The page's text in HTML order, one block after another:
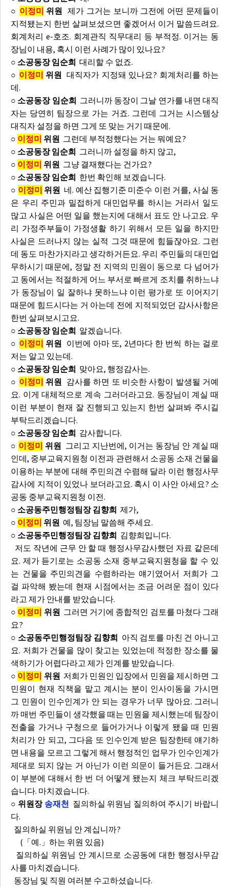
○ 이정미 위원 제가 그거는 보니까 그전에 어떤 문제들이
지적됐는지 한번 살펴보셨으면 좋겠어서 이거 말씀드려요.
회계처리 e-호조. 회계관직 직무대리 등 부적정. 이거는 동
장님이 내용, 혹시 이런 사례가 많이 있나요?
○ 소공동장 임순희 대리할 수 없죠.
○ 이정미 위원 대직자가 지정돼 있나요? 회계처리를 하는
데.
○ 소공동장 임순희 그러니까 동장이 그날 연가를 내면 대직
자는 당연히 팀장으로 가는 거죠. 그런데 그거는 시스템상
대직자 설정을 하면 그게 또 맞는 거기 때문에.
○ 이정미 위원 그런데 부적정했다는 거는 뭐예요?
○ 소공동장 임순희 그러니까 설정을 하지 않고,
○ 이정미 위원 그냥 결재했다는 건가요?
○ 소공동장 임순희 한번 확인해 보겠습니다.
○ 이정미 위원 네. 예산 집행기준 미준수 이런 거를, 사실 동
은 우리 주민과 밀접하게 대민업무를 하시는 거라서 일도
많고 사실은 어떤 일을 했는지에 대해서 표도 안 나고요. 우
리 가정주부들이 가정생활 하기 위해서 모든 일을 하지만
사실은 드러나지 않는 실적 그것 때문에 힘들잖아요. 그런
데 동도 마찬가지라고 생각하거든요. 우리 주민들의 대민업
무하시기 때문에, 정말 전 지역의 민원이 동으로 다 넘어가
고 동에서는 적절하게 어느 부서로 빠르게 조치를 취하느냐
가 동장님이 일 잘하냐 못하느냐 이런 평가로 또 이어지기
때문에 힘드시다는 거 아는데 전에 지적되었던 감사사항은
한번 살펴보시고요.
○ 소공동장 임순희 알겠습니다.
○ 이정미 위원 이번에 아마 또, 2년마다 한 번씩 하는 걸로
저는 알고 있는데.
○ 소공동장 임순희 맞아요, 행정감사는.
○ 이정미 위원 감사를 하면 또 비슷한 사항이 발생될 거예
요. 이게 대체적으로 계속 그러더라고요. 동장님이 계실 때
이런 부분이 현재 잘 진행되고 있는지 한번 살펴봐 주시길
부탁드리겠습니다.
○ 소공동장 임순희 감사합니다.
○ 이정미 위원 그리고 지난번에, 이거는 동장님 안 계실 때
인데, 중부교육지원청 이전과 관련해서 소공동 소재 건물을
이용하는 부분에 대해 주민의견 수렴해 달라 이런 행정사무
감사에 지적이 있었나 보더라고요. 혹시 이 사안 아세요? 소
공동 중부교육지원청 이전.
○ 소공동주민행정팀장 김향희 제가,
○ 이정미 위원 예, 팀장님 말씀해 주세요.
○ 소공동주민행정팀장 김향희 김향희입니다.
저도 작년에 근무 안 할 때 행정사무감사했던 자료 같은데
요. 제가 듣기로는 소공동 소재 중부교육지원청을 할 수 있
는 건물을 주민의견을 수렴하라는 얘기였어서 저희가 그
걸 파악해 봤는데 현재 시점에서는 조금 어려운 점이 있다
라고 제가 안내를 받았습니다.
○ 이정미 위원 그러면 거기에 종합적인 검토를 마쳤다 그래
요?
○ 소공동주민행정팀장 김향희 아직 검토를 마친 건 아니고
요. 저희가 건물을 많이 찾고는 있었는데 적정한 장소를 물
색하기가 어렵다라고 제가 인계를 받았습니다.
○ 이정미 위원 저희가 민원인 입장에서 민원을 제시하면 그
민원이 현재 직책을 맡고 계시는 분이 인사이동을 가시면
그 민원이 인수인계가 안 되는 경우가 너무 많아요. 그러니
까 매번 주민들이 생각했을 때는 민원을 제시했는데 팀장이
전출을 가거나 구청으로 들어가거나 이렇게 됐을 때 민원
처리가 안 되고, 그다음 또 인수인계 받은 팀장한테 얘기하
면 내용을 모르고 그렇게 해서 행정적인 업무가 인수인계가
제대로 되지 않는 거 아닌가 이런 의문이 들거든요. 그래서
이 부분에 대해서 한 번 더 어떻게 됐는지 체크 부탁드리겠
습니다. 마치겠습니다.
○ 위원장 송재천 질의하실 위원님 질의하여 주시기 바랍니
다.
질의하실 위원님 안 계십니까?
(「예.」하는 위원 있음)
질의하실 위원님 안 계시므로 소공동에 대한 행정사무감
사를 마치겠습니다.
동장님 및 직원 여러분 수고하셨습니다.